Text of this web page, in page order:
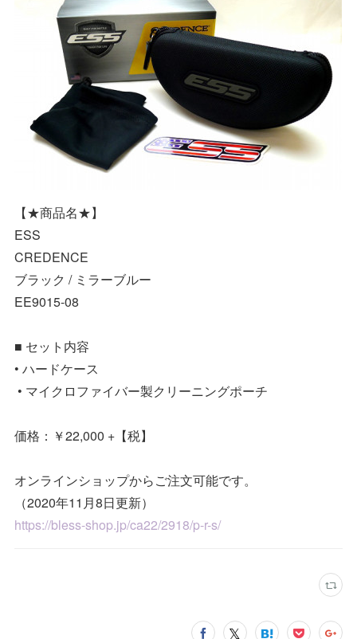
【★商品名★】
ESS
CREDENCE
ブラック / ミラーブルー
EE9015-08
■ セット内容
• ハードケース
• マイクロファイバー製クリーニングポーチ
価格：￥22,000 +【税】
オンラインショップからご注文可能です。
（2020年11月8日更新）
https://bless-shop.jp/ca22/2918/p-r-s/